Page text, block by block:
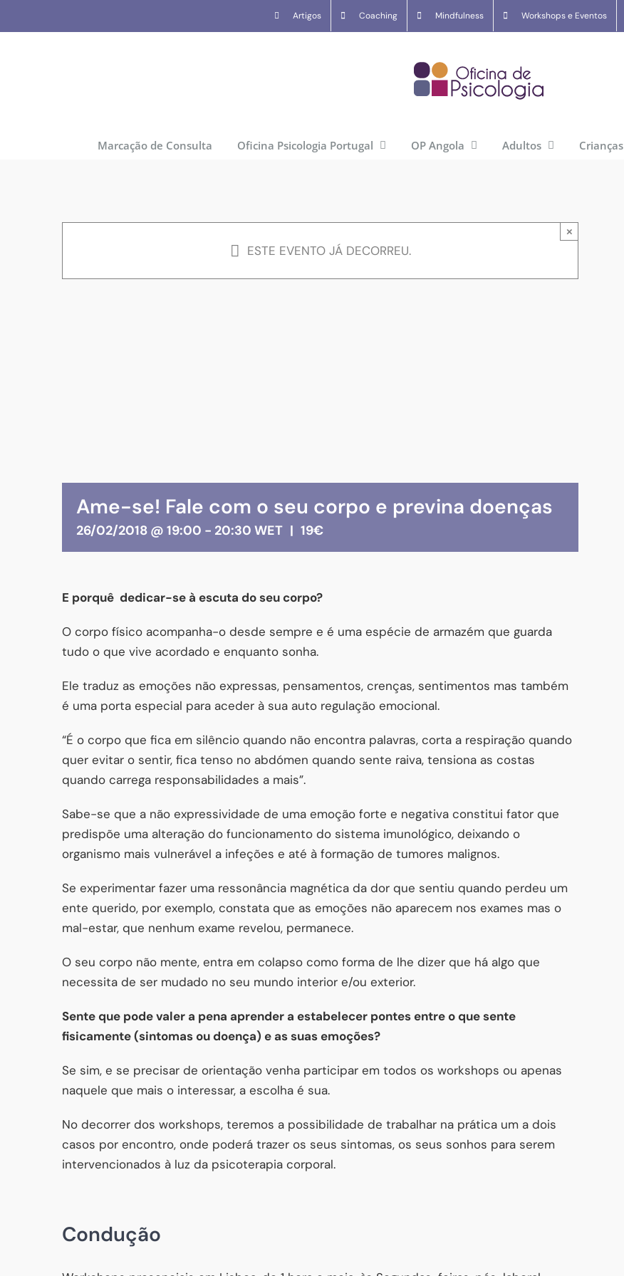
to
Artigos Coaching Mindfulness Workshops e Eventos
Marcação de Consulta Oficina Psicologia Portugal OP Angola Adultos Crianças
ESTE EVENTO JÁ DECORREU.
×
Ame-se! Fale com o seu corpo e previna doenças
26/02/2018 @ 19:00 - 20:30 WET | 19€
E porquê dedicar-se à escuta do seu corpo?
O corpo físico acompanha-o desde sempre e é uma espécie de armazém que guarda
tudo o que vive acordado e enquanto sonha.
Ele traduz as emoções não expressas, pensamentos, crenças, sentimentos mas também
é uma porta especial para aceder à sua auto regulação emocional.
“É o corpo que fica em silêncio quando não encontra palavras, corta a respiração quando
quer evitar o sentir, fica tenso no abdómen quando sente raiva, tensiona as costas
quando carrega responsabilidades a mais”.
Sabe-se que a não expressividade de uma emoção forte e negativa constitui fator que
predispõe uma alteração do funcionamento do sistema imunológico, deixando o
organismo mais vulnerável a infeções e até à formação de tumores malignos.
Se experimentar fazer uma ressonância magnética da dor que sentiu quando perdeu um
ente querido, por exemplo, constata que as emoções não aparecem nos exames mas o
mal-estar, que nenhum exame revelou, permanece.
O seu corpo não mente, entra em colapso como forma de lhe dizer que há algo que
necessita de ser mudado no seu mundo interior e/ou exterior.
Sente que pode valer a pena aprender a estabelecer pontes entre o que sente
fisicamente (sintomas ou doença) e as suas emoções?
Se sim, e se precisar de orientação venha participar em todos os workshops ou apenas
naquele que mais o interessar, a escolha é sua.
No decorrer dos workshops, teremos a possibilidade de trabalhar na prática um a dois
casos por encontro, onde poderá trazer os seus sintomas, os seus sonhos para serem
intervencionados à luz da psicoterapia corporal.
Condução